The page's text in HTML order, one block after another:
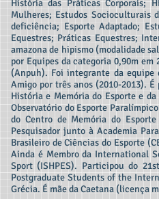
História das Práticas Corporais;
Mulheres; Estudos Socioculturais
deficiência; Esporte Adaptado;
Equestres; Práticas Equestres;
amazona de hipismo (modalidade
por Equipes da categoria 0,90m
(Anpuh). Foi integrante da equipe
Amigo por três anos (2010-2013).
História e Memória do Esporte e da
Observatório do Esporte
do Centro de Memória do Esporte
Pesquisador junto à Academia
Brasileiro de Ciências do Esporte
Ainda é Membro da International
Sport (ISHPES). Participou do
Postgraduate Students of the
Grécia. É mãe da Caetana (licença